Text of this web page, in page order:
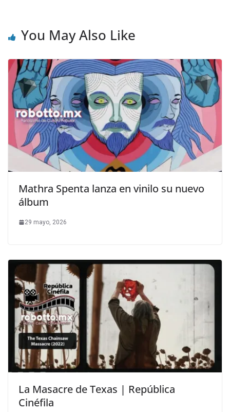
You May Also Like
Mathra Spenta lanza en vinilo su nuevo
álbum
29 mayo, 2026
La Masacre de Texas | República
Cinéfila